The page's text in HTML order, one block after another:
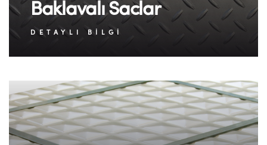
Baklavalı Saclar
DETAYLI BILGI